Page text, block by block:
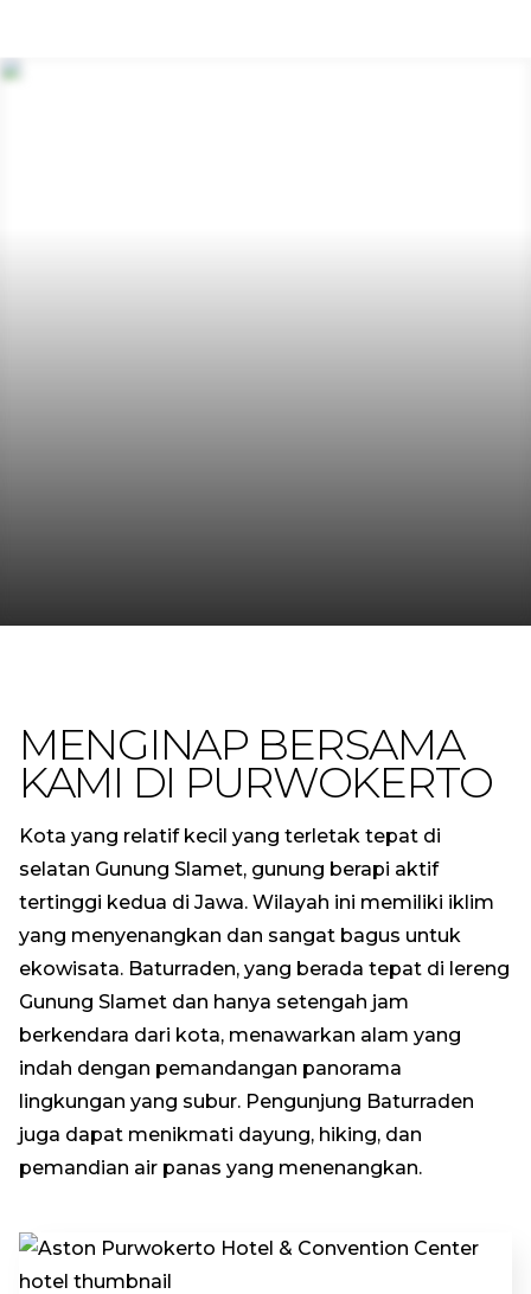
MENGINAP BERSAMA
KAMI DI PURWOKERTO
Kota yang relatif kecil yang terletak tepat di
selatan Gunung Slamet, gunung berapi aktif
tertinggi kedua di Jawa. Wilayah ini memiliki iklim
yang menyenangkan dan sangat bagus untuk
ekowisata. Baturraden, yang berada tepat di lereng
Gunung Slamet dan hanya setengah jam
berkendara dari kota, menawarkan alam yang
indah dengan pemandangan panorama
lingkungan yang subur. Pengunjung Baturraden
juga dapat menikmati dayung, hiking, dan
pemandian air panas yang menenangkan.